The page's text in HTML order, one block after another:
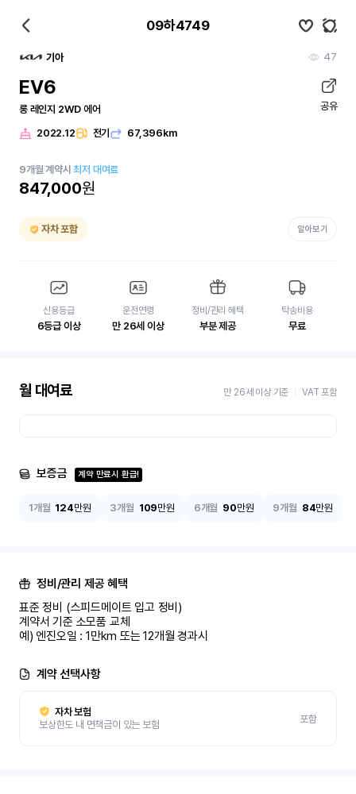
09하4749
기아 47
EV6
롱 레인지 2WD 에어 공유
2022.12 전기 67,396km
9개월 계약시최저 대여료
847,000원
자차 포함 알아보기
신용등급
6등급 이상
운전연령
만 26세 이상
정비/관리 혜택
부분 제공
탁송비용
무료
월 대여료 만 26세 이상 기준 VAT 포함
보증금 계약 만료시 환급!
1개월 124만원 3개월 109만원 6개월 90만원 9개월 84만원
정비/관리 제공 혜택
표준 정비 (스피드메이트 입고 정비)
계약서 기준 소모품 교체
예) 엔진오일 : 1만km 또는 12개월 경과시
계약 선택사항
자차 보험
보상한도 내 면책금이 있는 보험
포함